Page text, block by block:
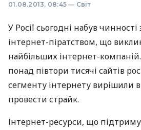
01.08.2013, 08:45 — Світ
У Росії сьогодні набув
інтернет-піратством, що
найбільших інтернет-
понад півтори тисячі сайтів
сегменту інтернету вирішили
провести страйк.
Інтернет-ресурси, що